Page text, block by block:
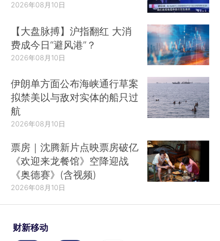
2026年08月10日
【大盘脉搏】沪指翻红 大消
费成今日“避风港”？
2026年08月10日
伊朗单方面公布海峡通行草案
拟禁美以与敌对实体的船只过
航
2026年08月10日
票房｜沈腾新片点映票房破亿
《欢迎来龙餐馆》空降迎战
《奥德赛》(含视频)
2026年08月10日
财新移动